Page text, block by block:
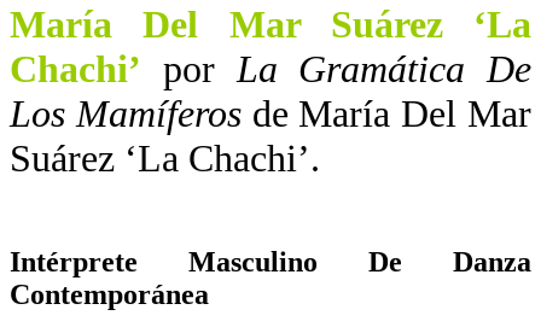
María Del Mar Suárez ‘La
Chachi’ por La Gramática De
Los Mamíferosde María Del Mar
Suárez ‘La Chachi’.
Intérprete Masculino De Danza
Contemporánea